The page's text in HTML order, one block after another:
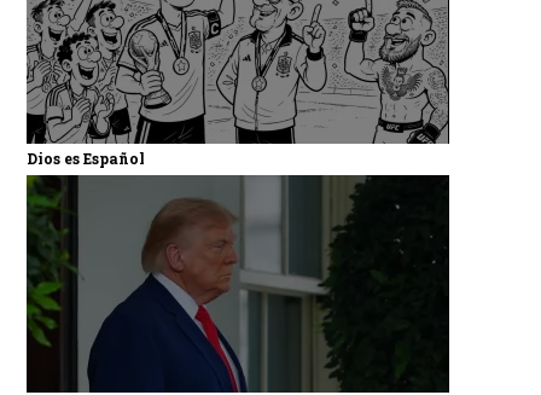
Dios es Español